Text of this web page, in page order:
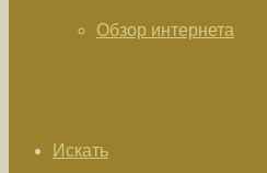
Обзор интернета
Искать